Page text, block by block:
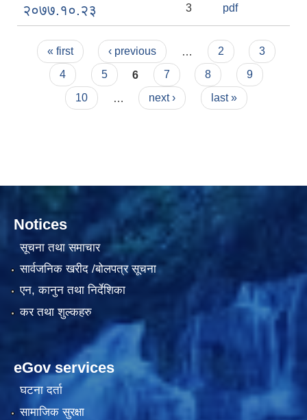
२०७७.१०.२३
3
pdf
Pages
« first ‹ previous 2
3
4
5 6 7 8
9
10
next › last »
Notices
सूचना तथा समाचार
सार्वजनिक खरीद /बोलपत्र सूचना
एन, कानुन तथा निर्देशिका
कर तथा शुल्कहरु
eGov services
घटना दर्ता
सामाजिक सुरक्षा